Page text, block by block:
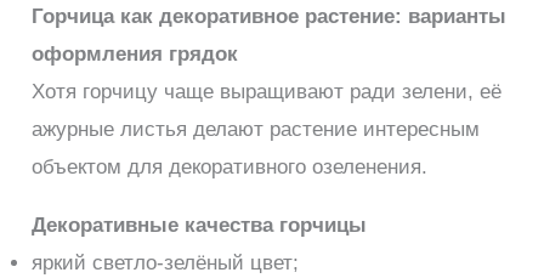
Горчица как декоративное растение: варианты
оформления грядок
Хотя горчицу чаще выращивают ради зелени, её
ажурные листья делают растение интересным
объектом для декоративного озеленения.
Декоративные качества горчицы
яркий светло-зелёный цвет;